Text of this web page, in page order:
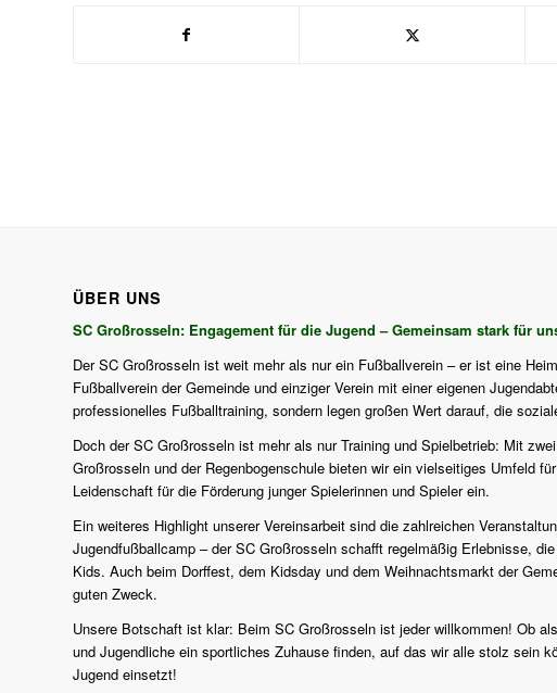
ÜBER UNS
SC Großrosseln: Engagement für die Jugend – Gemeinsam stark für
Der SC Großrosseln ist weit mehr als nur ein Fußballverein – er ist eine
Fußballverein der Gemeinde und einziger Verein mit einer eigenen
professionelles Fußballtraining, sondern legen großen Wert darauf, die
Doch der SC Großrosseln ist mehr als nur Training und Spielbetrieb: Mit
Großrosseln und der Regenbogenschule bieten wir ein vielseitiges Umfeld
Leidenschaft für die Förderung junger Spielerinnen und Spieler ein.
Ein weiteres Highlight unserer Vereinsarbeit sind die zahlreichen
Jugendfußballcamp – der SC Großrosseln schafft regelmäßig Erlebnisse,
Kids. Auch beim Dorffest, dem Kidsday und dem Weihnachtsmarkt der
guten Zweck.
Unsere Botschaft ist klar: Beim SC Großrosseln ist jeder willkommen! Ob
und Jugendliche ein sportliches Zuhause finden, auf das wir alle stolz sein
Jugend einsetzt!